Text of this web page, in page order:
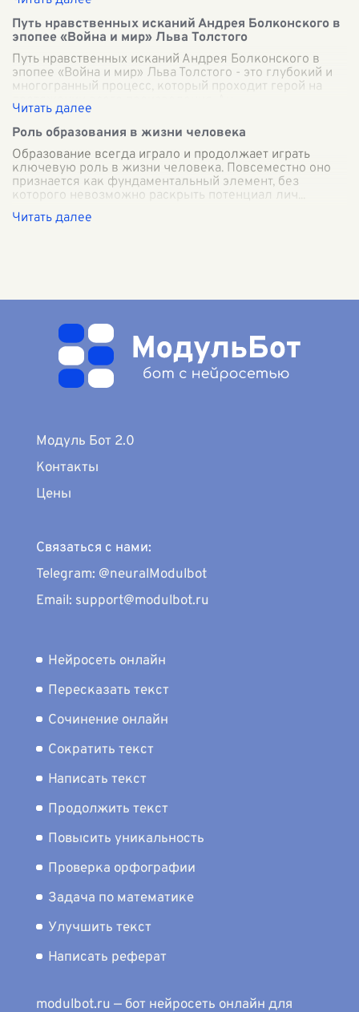
Путь нравственных исканий Андрея Болконского в
эпопее «Война и мир» Льва Толстого
Путь нравственных исканий Андрея Болконского в
эпопее «Война и мир» Льва Толстого - это глубокий и
многогранный процесс, который проходит герой на
протяжении всего произведения. Ан
Роль образования в жизни человека
Образование всегда играло и продолжает играть
ключевую роль в жизни человека. Повсеместно оно
признается как фундаментальный элемент, без
которого невозможно раскрыть потенциал лич
Модуль Бот 2.0
Контакты
Цены
Связаться с нами:
Telegram: @neuralModulbot
Email: support@modulbot.ru
Нейросеть онлайн
Пересказать текст
Сочинение онлайн
Сократить текст
Написать текст
Продолжить текст
Повысить уникальность
Проверка орфографии
Задача по математике
Улучшить текст
Написать реферат
modulbot.ru — бот нейросеть онлайн для